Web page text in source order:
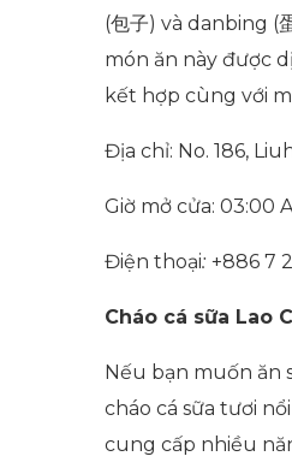
(包子) và danbing (
món ăn này được
kết hợp cùng với
Địa chỉ: No. 186,
Giờ mở cửa: 03:00
Điện thoại: +886 7
Cháo cá sữa Lao
Nếu bạn muốn ăn
cháo cá sữa tươi
cung cấp nhiều